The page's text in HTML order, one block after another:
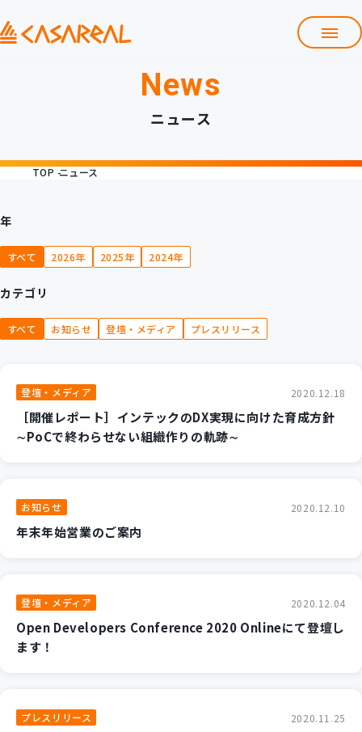
プロダクト開発支援
定型コース
カスタマイズコース 教材購入
パッケージ開発
ニュース
採用情報
News
ニュース
TOP ニュース
年
すべて 2026年 2025年 2024年
カテゴリ
すべて お知らせ 登壇・メディア プレスリリース
登壇・メディア 2020.12.18
［開催レポート］インテックのDX実現に向けた育成方針
∼PoCで終わらせない組織作りの軌跡∼
お知らせ 2020.12.10
年末年始営業のご案内
登壇・メディア 2020.12.04
Open Developers Conference 2020 Onlineにて登壇し
ます！
プレスリリース 2020.11.25